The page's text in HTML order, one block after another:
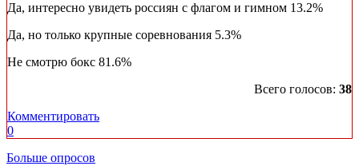
Да, интересно увидеть россиян с флагом и гимном 13.2%
Да, но только крупные соревнования 5.3%
Не смотрю бокс 81.6%
Всего голосов: 38
Комментировать
0
Больше опросов